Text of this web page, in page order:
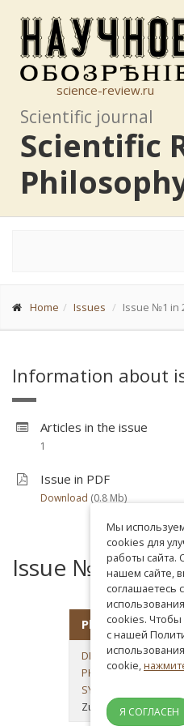
science-review.ru
Scientific journal
Scientific
Home Issues Issue №1 in
Information about
Articles in the issue
1
Issue in PDF
Download (0.8 Мb)
Issue №1 in
Philosophy of
DEVELOPMENT
PHILOSOSPHY AND
SYSTEM OF
Zuev V.V.
Мы
cookies для
работы сайта.
нашем сайте,
соглашаетесь
cookies. Чтобы
с нашей
cookie,
Я СОГЛАСЕН